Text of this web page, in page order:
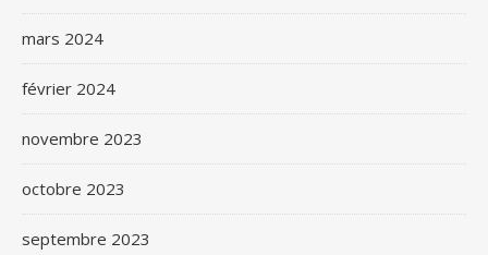
mars 2024
février 2024
novembre 2023
octobre 2023
septembre 2023